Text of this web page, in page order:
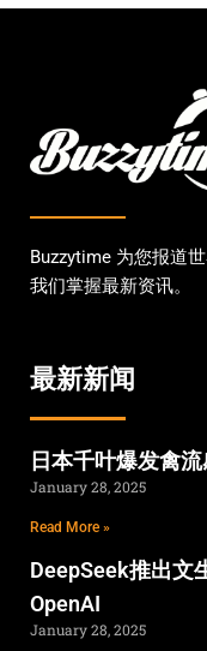
Buzzytime 为您报道
我们掌握最新资讯。
最新新闻
日本千叶爆发禽
January 28, 2025
Read More »
DeepSeek推出文
OpenAI
January 28, 2025